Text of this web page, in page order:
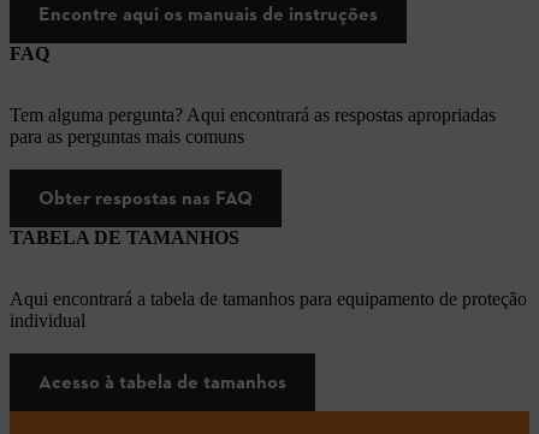
Encontre aqui os manuais de instruções
FAQ
Tem alguma pergunta? Aqui encontrará as respostas apropriadas
para as perguntas mais comuns
Obter respostas nas FAQ
TABELA DE TAMANHOS
Aqui encontrará a tabela de tamanhos para equipamento de proteção
individual
Acesso à tabela de tamanhos